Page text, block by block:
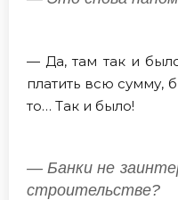
— Да, там так и
платить всю сумму,
то… Так и было!
— Банки не
строительстве?